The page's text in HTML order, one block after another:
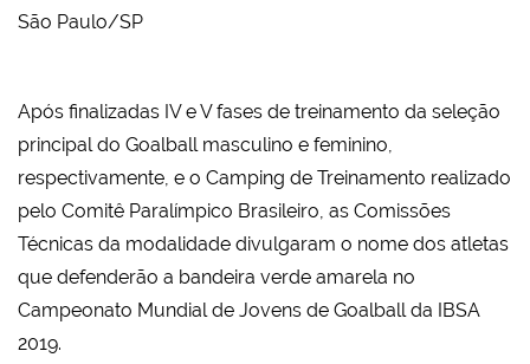
São Paulo/SP
Após finalizadas IV e V fases de treinamento da seleção
principal do Goalball masculino e feminino,
respectivamente, e o Camping de Treinamento realizado
pelo Comitê Paralímpico Brasileiro, as Comissões
Técnicas da modalidade divulgaram o nome dos atletas
que defenderão a bandeira verde amarela no
Campeonato Mundial de Jovens de Goalball da IBSA
2019.